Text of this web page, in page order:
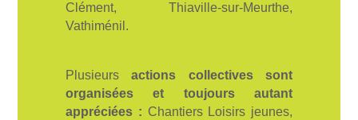
Clément, Thiaville-sur-Meurthe,
Vathiménil.
Plusieursactions collectives sont
organisées et toujours autant
appréciées : Chantiers Loisirs jeunes,